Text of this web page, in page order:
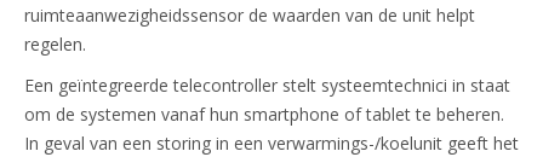
ruimteaanwezigheidssensor de waarden van de unit helpt
regelen.
Een geïntegreerde telecontroller stelt systeemtechnici in staat
om de systemen vanaf hun smartphone of tablet te beheren.
In geval van een storing in een verwarmings-/koelunit geeft het